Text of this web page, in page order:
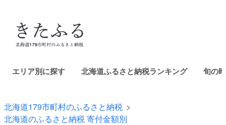
エリア別に探す 北海道ふるさと納税ランキング 旬の
北海道179市町村のふるさと納税
北海道のふるさと納税 寄付金額別